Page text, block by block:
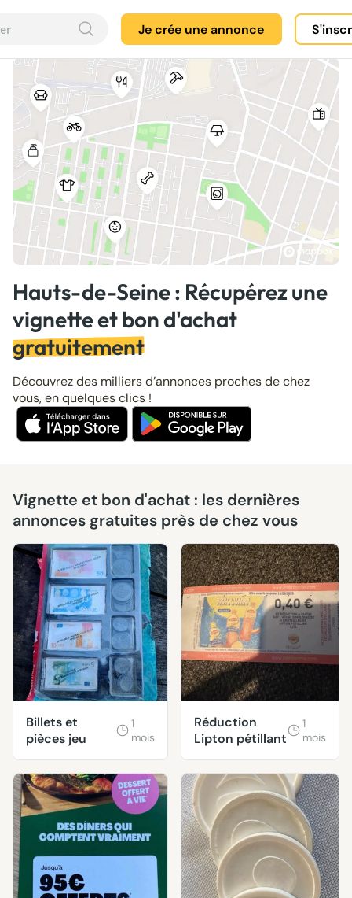
Je crée une annonce
Hauts-de-Seine : Récupérez une
vignette et bon d'achat
gratuitement
Découvrez des milliers d’annonces proches de chez
vous, en quelques clics !
Vignette et bon d'achat : les dernières
annonces gratuites près de chez vous
Billets et
pièces jeu
1
mois
Réduction
Lipton pétillant
1
mois